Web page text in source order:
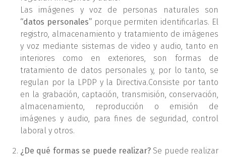
Las imágenes y voz de personas naturales son
“datos personales”porque permiten identificarlas. El
registro, almacenamiento y tratamiento de imágenes
y voz mediante sistemas de video y audio, tanto en
interiores como en exteriores, son formas de
tratamiento de datos personales y, por lo tanto, se
regulan por la LPDP y la Directiva.Consiste por tanto
en la grabación, captación, transmisión, conservación,
almacenamiento, reproducción o emisión de
imágenes y audio, para fines de seguridad, control
laboral y otros.
¿De qué formas se puede realizar?Se puede realizar